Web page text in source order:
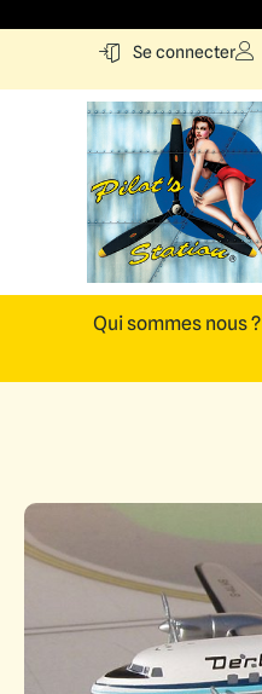
Se connecter
Qui sommes nous ?